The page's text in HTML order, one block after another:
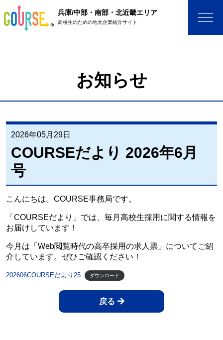
兵庫/中部・南部・北近畿エリア
高校生のための地元企業紹介サイト
お知らせ
2026年05月29日
COURSEだより 2026年6月
号
こんにちは。COURSE事務局です。
「COURSEだより」では、毎月高校生採用に関する情報を
お届けしています！
今月は「Web閲覧時代の高卒採用の求人票」についてご紹
介しています。ぜひご確認ください！
202606COURSEだより25 ダウンロード
戻る